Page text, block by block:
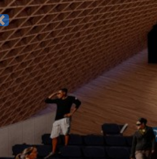
Previous